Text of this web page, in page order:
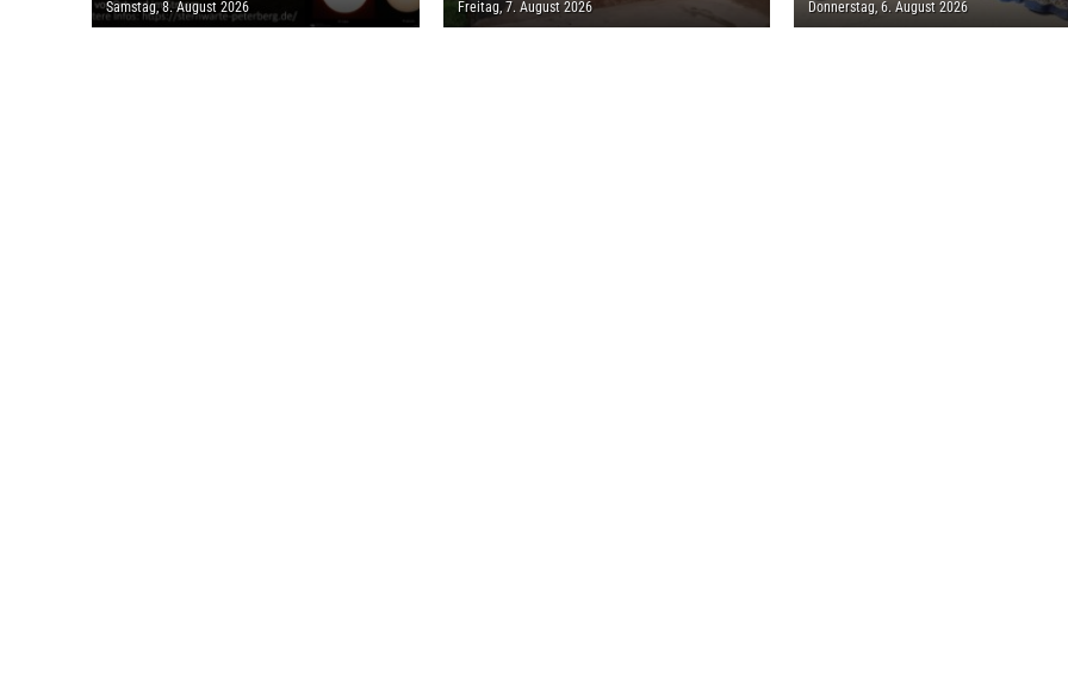
IHRE TORE
Samstag, 8. August 2026
DENKMALS EIN
Freitag, 7. August 2026
THOLEY
Donnerstag, 6. August 2026